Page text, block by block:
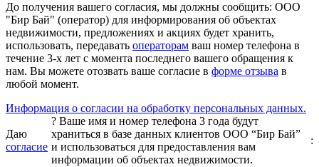
До получения вашего согласия, мы должны сообщить: ООО
"Бир Бай" (оператор) для информирования об объектах
недвижимости, предложениях и акциях будет хранить,
использовать, передавать операторам ваш номер телефона в
течение 3-х лет с момента последнего вашего обращения к
нам. Вы можете отозвать ваше согласие в форме отзыва в
любой момент.
Информация о согласии на обработку персональных данных.
Даю
согласие
? Ваше имя и номер телефона 3 года будут
храниться в базе данных клиентов ООО “Бир Бай”
и использоваться для предоставления вам
информации об объектах недвижимости.
: